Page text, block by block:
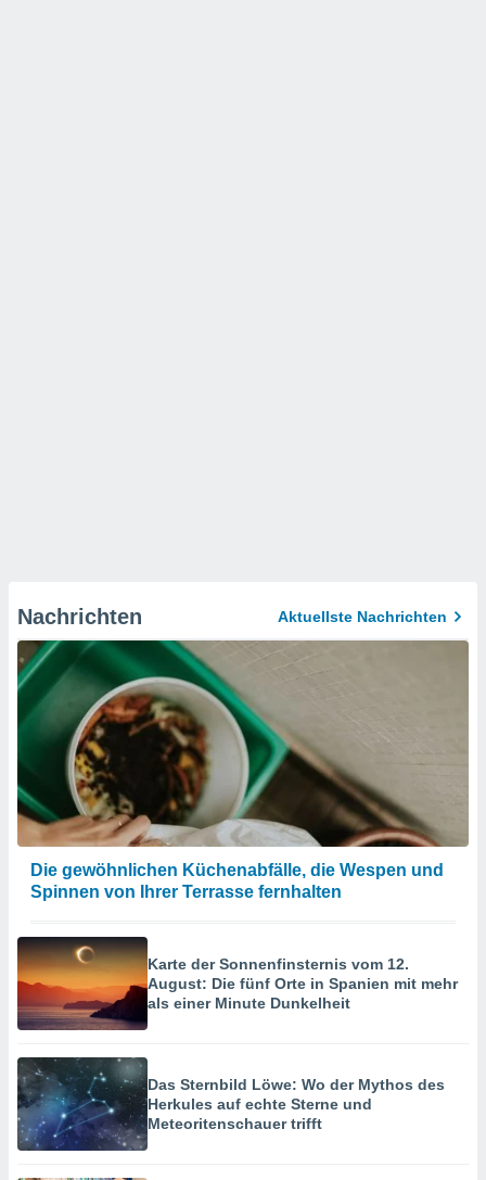
Nachrichten Aktuellste Nachrichten
Die gewöhnlichen Küchenabfälle, die Wespen und
Spinnen von Ihrer Terrasse fernhalten
Karte der Sonnenfinsternis vom 12.
August: Die fünf Orte in Spanien mit mehr
als einer Minute Dunkelheit
Das Sternbild Löwe: Wo der Mythos des
Herkules auf echte Sterne und
Meteoritenschauer trifft